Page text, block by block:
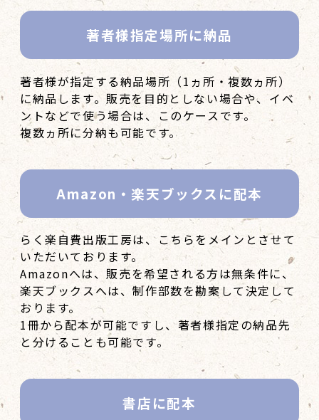
著者様指定場所に納品
著者様が指定する納品場所（1ヵ所・複数ヵ所）
に納品します。販売を目的としない場合や、イベ
ントなどで使う場合は、このケースです。
複数ヵ所に分納も可能です。
Amazon・楽天ブックスに配本
らく楽自費出版工房は、こちらをメインとさせて
いただいております。
Amazonへは、販売を希望される方は無条件に、
楽天ブックスへは、制作部数を勘案して決定して
おります。
1冊から配本が可能ですし、著者様指定の納品先
と分けることも可能です。
書店に配本